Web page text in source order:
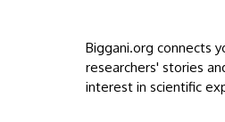
Biggani.org connects
researchers' stories
interest in scientific